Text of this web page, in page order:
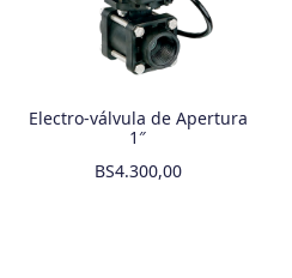
Electro-válvula de Apertura
1″
BS4.300,00